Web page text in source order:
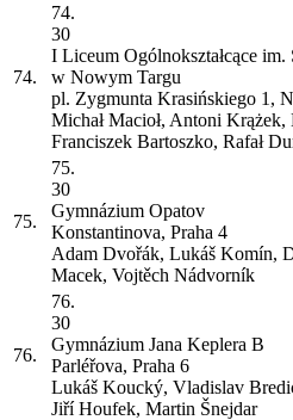
74.
74.
30
I Liceum Ogólnokształcące
w Nowym Targu
pl. Zygmunta Krasińskiego 1,
Michał Macioł, Antoni Krążek,
Franciszek Bartoszko, Rafał
75.
75.
30
Gymnázium Opatov
Konstantinova, Praha 4
Adam Dvořák, Lukáš Komín,
Macek, Vojtěch Nádvorník
76.
76.
30
Gymnázium Jana Keplera B
Parléřova, Praha 6
Lukáš Koucký, Vladislav
Jiří Houfek, Martin Šnejdar